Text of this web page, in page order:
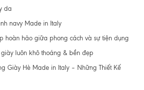
da
navy Made in Italy
hoàn hảo giữa phong cách và sự tiện dụng
luôn khô thoáng & bền đẹp
Giày Hè Made in Italy – Những Thiết Kế